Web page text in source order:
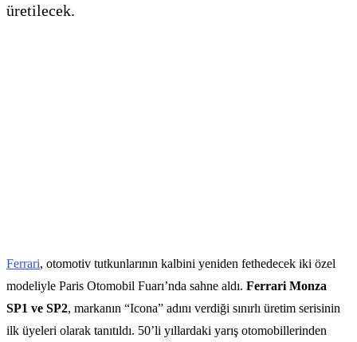
üretilecek.
Ferrari, otomotiv tutkunlarının kalbini yeniden fethedecek iki özel
modeliyle Paris Otomobil Fuarı’nda sahne aldı. Ferrari Monza
SP1 ve SP2, markanın “Icona” adını verdiği sınırlı üretim serisinin
ilk üyeleri olarak tanıtıldı. 50’li yıllardaki yarış otomobillerinden